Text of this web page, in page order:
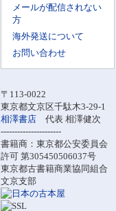
メールが配信されない
方
海外発送について
お問い合わせ
〒113-0022
東京都文京区千駄木3-29-1
相澤書店 代表 相澤健次
----------------------
書籍商：東京都公安委員会
許可 第305450506037号
東京都古書籍商業協同組合
文京支部